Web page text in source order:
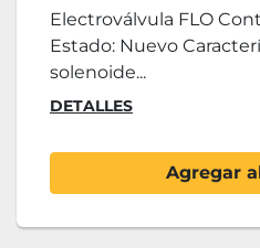
Electroválvula FLO
Estado: Nuevo
solenoide...
DETALLES
Agregar